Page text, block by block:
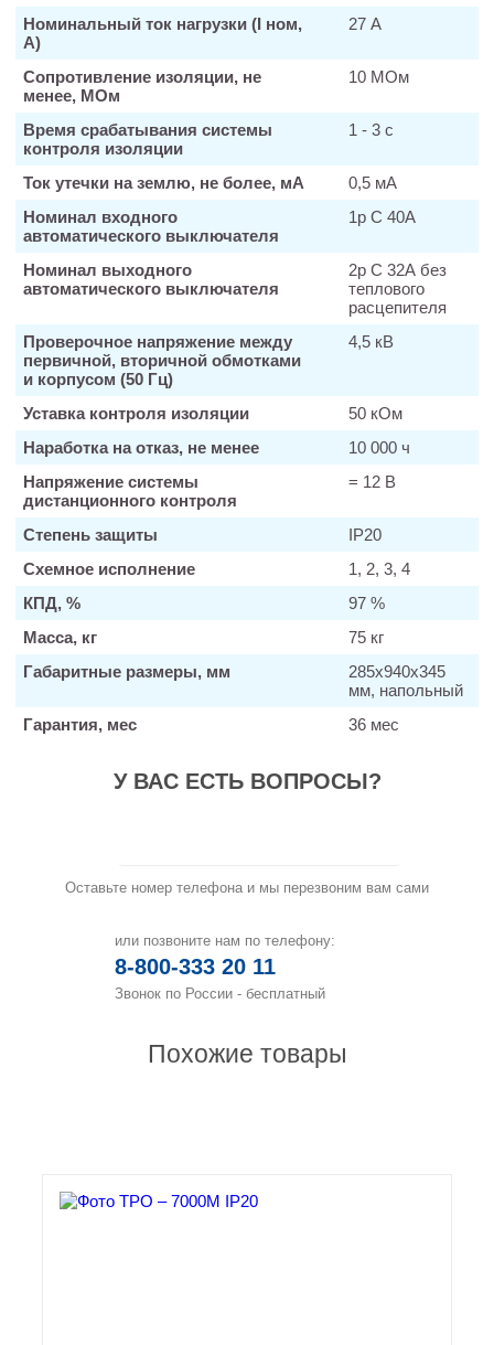
Номинальный ток нагрузки (I ном,
А)
27 А
Сопротивление изоляции, не
менее, МОм
10 МОм
Время срабатывания системы
контроля изоляции
1 - 3 с
Ток утечки на землю, не более, мА
0,5 мА
Номинал входного
автоматического выключателя
1р С 40А
Номинал выходного
автоматического выключателя
2р С 32А без
теплового
расцепителя
Проверочное напряжение между
первичной, вторичной обмотками
и корпусом (50 Гц)
4,5 кВ
Уставка контроля изоляции
50 кОм
Наработка на отказ, не менее
10 000 ч
Напряжение системы
дистанционного контроля
= 12 В
Степень защиты
IP20
Схемное исполнение
1, 2, 3, 4
КПД, %
97 %
Масса, кг
75 кг
Габаритные размеры, мм
285х940х345
мм, напольный
Гарантия, мес
36 мес
У ВАС ЕСТЬ ВОПРОСЫ?
Оставьте номер телефона и мы перезвоним вам сами
или позвоните нам по телефону:
8-800-333 20 11
Звонок по России - бесплатный
Похожие товары